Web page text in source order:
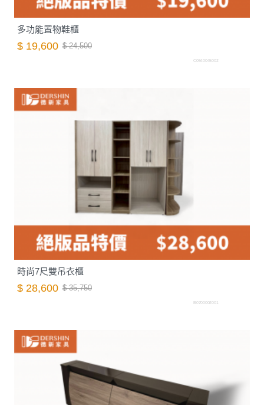
多功能置物鞋櫃
$ 19,600 $ 24,500
C0540045002
時尚7尺雙吊衣櫃
$ 28,600 $ 35,750
B0700002001